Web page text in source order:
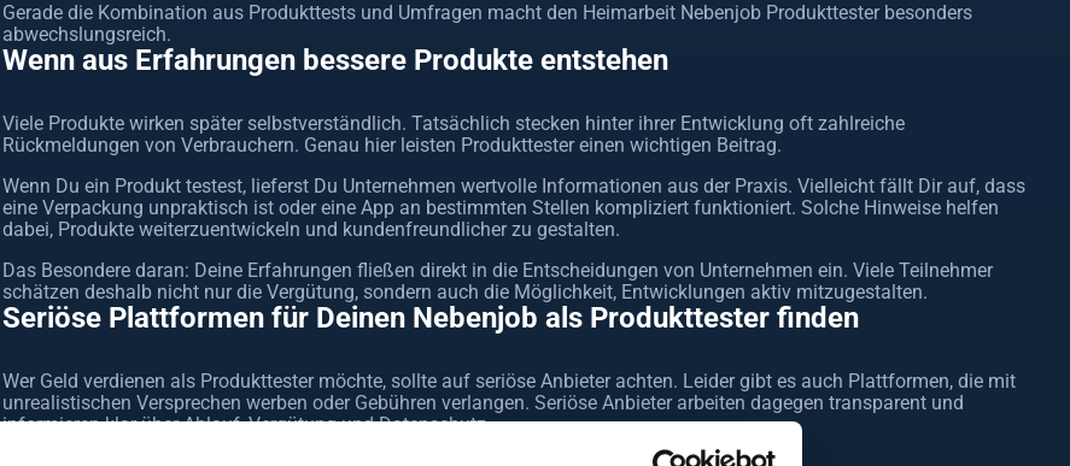
Gerade die Kombination aus Produkttests und Umfragen macht den Heimarbeit Nebenjob Produkttester besonders
abwechslungsreich.
Wenn aus Erfahrungen bessere Produkte entstehen
Viele Produkte wirken später selbstverständlich. Tatsächlich stecken hinter ihrer Entwicklung oft zahlreiche
Rückmeldungen von Verbrauchern. Genau hier leisten Produkttester einen wichtigen Beitrag.
Wenn Du ein Produkt testest, lieferst Du Unternehmen wertvolle Informationen aus der Praxis. Vielleicht fällt Dir auf, dass
eine Verpackung unpraktisch ist oder eine App an bestimmten Stellen kompliziert funktioniert. Solche Hinweise helfen
dabei, Produkte weiterzuentwickeln und kundenfreundlicher zu gestalten.
Das Besondere daran: Deine Erfahrungen fließen direkt in die Entscheidungen von Unternehmen ein. Viele Teilnehmer
schätzen deshalb nicht nur die Vergütung, sondern auch die Möglichkeit, Entwicklungen aktiv mitzugestalten.
Seriöse Plattformen für Deinen Nebenjob als Produkttester finden
Wer Geld verdienen als Produkttester möchte, sollte auf seriöse Anbieter achten. Leider gibt es auch Plattformen, die mit
unrealistischen Versprechen werben oder Gebühren verlangen. Seriöse Anbieter arbeiten dagegen transparent und
informieren klar über Ablauf, Vergütung und Datenschutz.